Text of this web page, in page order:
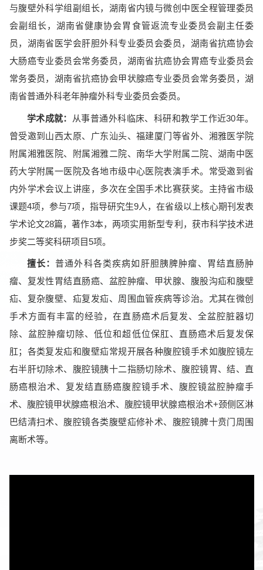
与腹壁外科学组副组长，湖南省内镜与微创中医全程管理委员
会副组长，湖南省健康协会胃食管返流专业委员会副主任委
员，湖南省医学会肝胆外科专业委员会委员，湖南省抗癌协会
大肠癌专业委员会常务委员，湖南省抗癌协会胃癌专业委员会
常务委员，湖南省抗癌协会甲状腺癌专业委员会常务委员，湖
南省普通外科老年肿瘤外科专业委员会委员。
学术成就：
从事普通外科临床、科研和教学工作近30年。
曾受邀到山西太原、广东汕头、福建厦门等省外、湘雅医学院
附属湘雅医院、附属湘雅二院、南华大学附属二院、湖南中医
药大学附属一医院及各地市级中心医院表演手术。常受邀到省
内外学术会议上讲座，多次在全国手术比赛获奖。主持省市级
课题4项，参与7项，指导研究生9人，在省级以上核心期刊发表
学术论文28篇，著作3本，两项实用新型专利，获市科学技术进
步奖二等奖科研项目5项。
擅长：普通外科各类疾病如肝胆胰脾肿瘤、胃结直肠肿
瘤、复发性胃结直肠癌、盆腔肿瘤、甲状腺、腹股沟疝和腹壁
疝、复杂腹壁、疝复发疝、周围血管疾病等诊治。尤其在微创
手术方面有丰富的经验，在直肠癌术后复发、全盆腔脏器切
除、盆腔肿瘤切除、低位和超低位保肛、直肠癌术后复发保
肛；各类复发疝和腹壁疝常规开展各种腹腔镜手术如腹腔镜左
右半肝切除术、腹腔镜胰十二指肠切除术、腹腔镜胃、结、直
肠癌根治术、复发结直肠癌腹腔镜手术、腹腔镜盆腔肿瘤手
术、腹腔镜甲状腺癌根治术、腹腔镜甲状腺癌根治术+颈侧区淋
巴结清扫术、腹腔镜各类腹壁疝修补术、腹腔镜脾十贲门周围
离断术等。